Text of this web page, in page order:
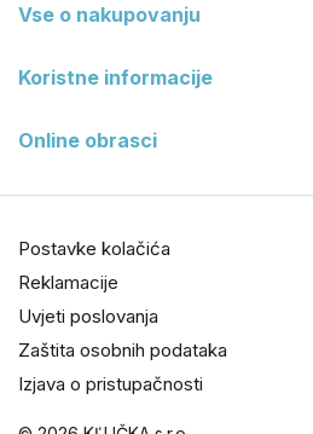
Vse o nakupovanju
Koristne informacije
Online obrasci
Postavke kolačića
Reklamacije
Uvjeti poslovanja
Zaštita osobnih podataka
Izjava o pristupačnosti